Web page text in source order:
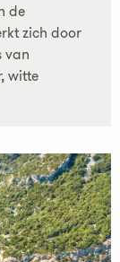
de
zich door
van
witte